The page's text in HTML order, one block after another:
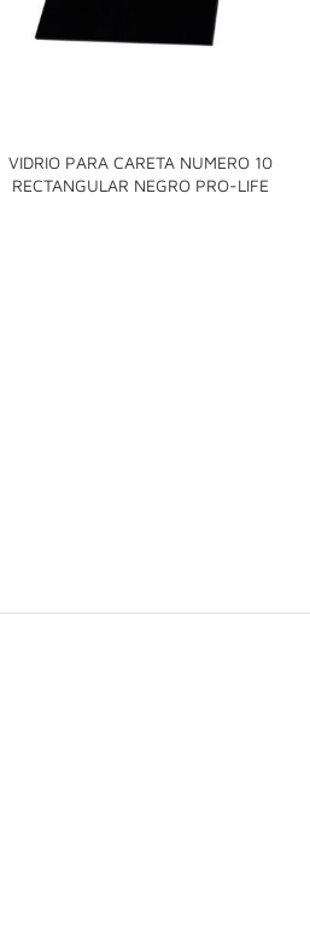
VIDRIO PARA CARETA NUMERO 10
RECTANGULAR NEGRO PRO-LIFE
